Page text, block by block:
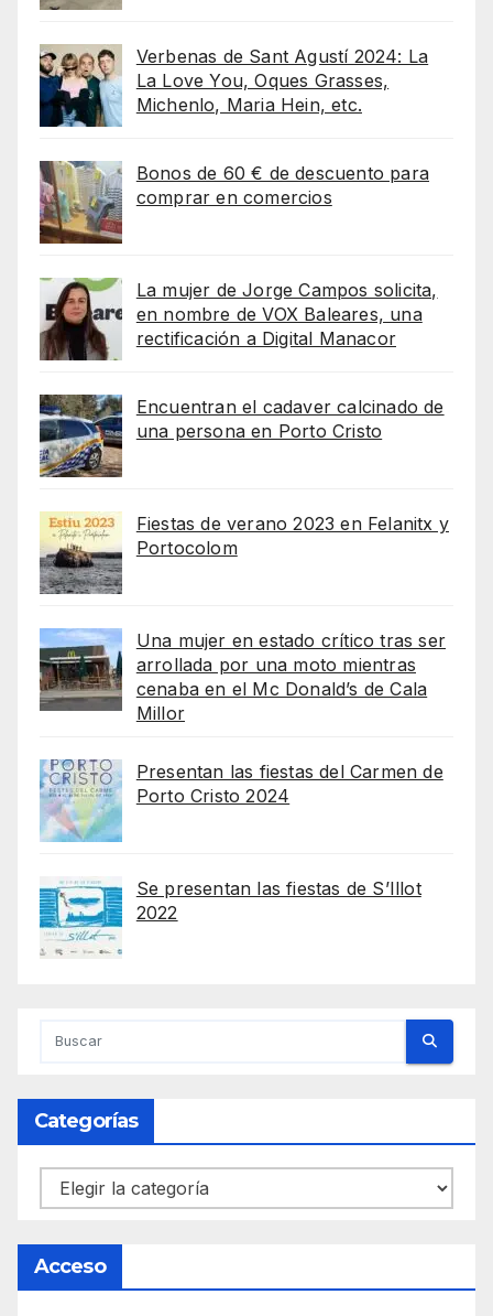
Verbenas de Sant Agustí 2024: La
La Love You, Oques Grasses,
Michenlo, Maria Hein, etc.
Bonos de 60 € de descuento para
comprar en comercios
La mujer de Jorge Campos solicita,
en nombre de VOX Baleares, una
rectificación a Digital Manacor
Encuentran el cadaver calcinado de
una persona en Porto Cristo
Fiestas de verano 2023 en Felanitx y
Portocolom
Una mujer en estado crítico tras ser
arrollada por una moto mientras
cenaba en el Mc Donald’s de Cala
Millor
Presentan las fiestas del Carmen de
Porto Cristo 2024
Se presentan las fiestas de S’Illot
2022
Categorías
Categorías
Acceso